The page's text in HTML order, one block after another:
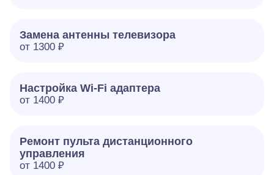
Замена антенны телевизора
от 1300 ₽
Настройка Wi-Fi адаптера
от 1400 ₽
Ремонт пульта дистанционного
управления
от 1400 ₽